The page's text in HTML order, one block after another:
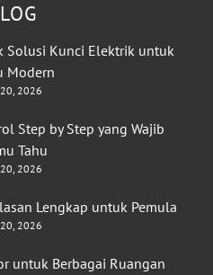
Solusi Kunci Elektrik untuk
Modern
2026
Step by Step yang Wajib
Tahu
2026
Lengkap untuk Pemula
2026
untuk Berbagai Ruangan